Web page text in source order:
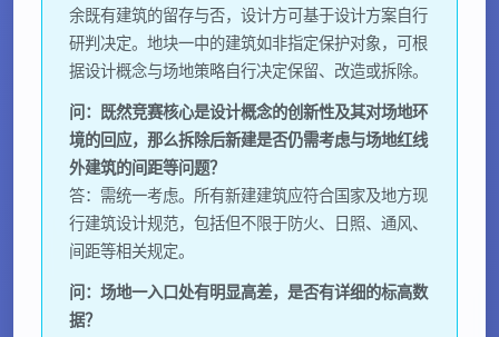
余既有建筑的留存与否，设计方可基于设计方案自行
研判决定。地块一中的建筑如非指定保护对象，可根
据设计概念与场地策略自行决定保留、改造或拆除。
问：既然竞赛核心是设计概念的创新性及其对场地环
境的回应，那么拆除后新建是否仍需考虑与场地红线
外建筑的间距等问题？
答：需统一考虑。所有新建建筑应符合国家及地方现
行建筑设计规范，包括但不限于防火、日照、通风、
间距等相关规定。
问：场地一入口处有明显高差，是否有详细的标高数
据？